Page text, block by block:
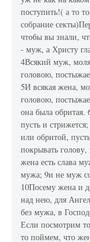
поступить!( а то
собрание
чтобы вы знали,
- муж, а Христу
4Всякий муж,
головою,
5И всякая жена,
головою,
она была обритая.
пусть и
или обритой,
покрывать
жена есть слава
мужа; 9и не муж
10Посему жена и
над нею, для
без мужа, в
Если посмотрим
то поймем, что